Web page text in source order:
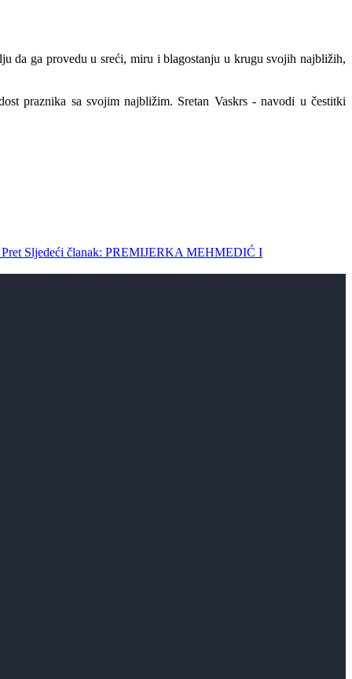
da ga provedu u sreći, miru i blagostanju u krugu svojih najbližih,
praznika sa svojim najbližim. Sretan Vaskrs - navodi u čestitki
Pret Sljedeći članak: PREMIJERKA MEHMEDIĆ I